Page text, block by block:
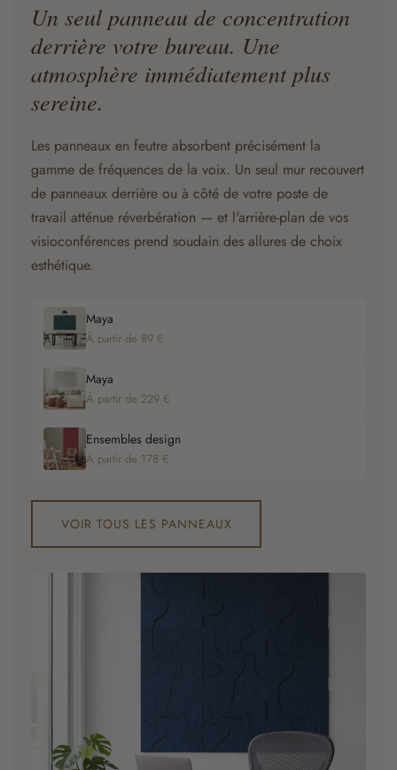
Un seul panneau de concentration
derrière votre bureau. Une
atmosphère immédiatement plus
sereine.
Les panneaux en feutre absorbent précisément la
gamme de fréquences de la voix. Un seul mur recouvert
de panneaux derrière ou à côté de votre poste de
travail atténue réverbération — et l'arrière-plan de vos
visioconférences prend soudain des allures de choix
esthétique.
Maya
À partir de 89 €
Maya
À partir de 229 €
Ensembles design
À partir de 178 €
VOIR TOUS LES PANNEAUX